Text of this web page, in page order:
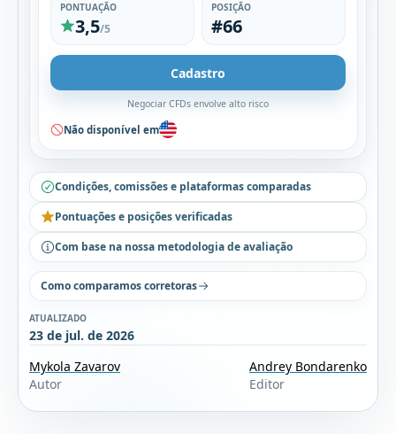
PONTUAÇÃO
3,5/5
POSIÇÃO
#66
Cadastro
Negociar CFDs envolve alto risco
Não disponível em
Condições, comissões e plataformas comparadas
Pontuações e posições verificadas
Com base na nossa metodologia de avaliação
Como comparamos corretoras
ATUALIZADO
23 de jul. de 2026
Mykola Zavarov
Autor
Andrey Bondarenko
Editor